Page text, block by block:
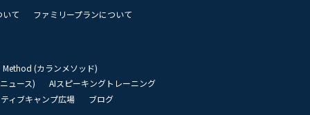
いて ファミリープランについて
Method (カランメソッド)
ュース)
AIスピーキングトレーニング
ィブキャンプ広場
ブログ